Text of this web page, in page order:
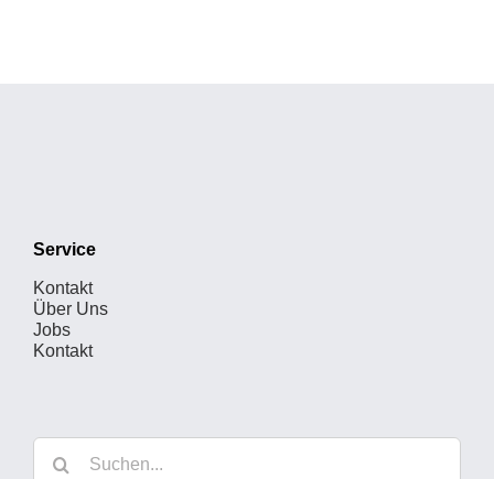
Service
Kontakt
Über Uns
Jobs
Kontakt
Suche
nach: